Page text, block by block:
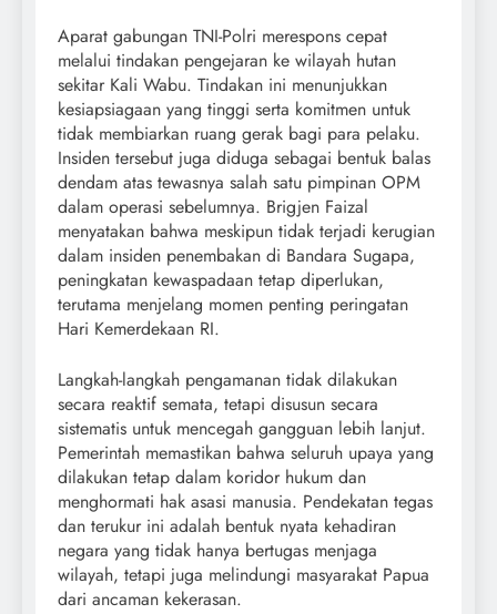
Aparat gabungan TNI-Polri merespons cepat
melalui tindakan pengejaran ke wilayah hutan
sekitar Kali Wabu. Tindakan ini menunjukkan
kesiapsiagaan yang tinggi serta komitmen untuk
tidak membiarkan ruang gerak bagi para pelaku.
Insiden tersebut juga diduga sebagai bentuk balas
dendam atas tewasnya salah satu pimpinan OPM
dalam operasi sebelumnya. Brigjen Faizal
menyatakan bahwa meskipun tidak terjadi kerugian
dalam insiden penembakan di Bandara Sugapa,
peningkatan kewaspadaan tetap diperlukan,
terutama menjelang momen penting peringatan
Hari Kemerdekaan RI.
Langkah-langkah pengamanan tidak dilakukan
secara reaktif semata, tetapi disusun secara
sistematis untuk mencegah gangguan lebih lanjut.
Pemerintah memastikan bahwa seluruh upaya yang
dilakukan tetap dalam koridor hukum dan
menghormati hak asasi manusia. Pendekatan tegas
dan terukur ini adalah bentuk nyata kehadiran
negara yang tidak hanya bertugas menjaga
wilayah, tetapi juga melindungi masyarakat Papua
dari ancaman kekerasan.